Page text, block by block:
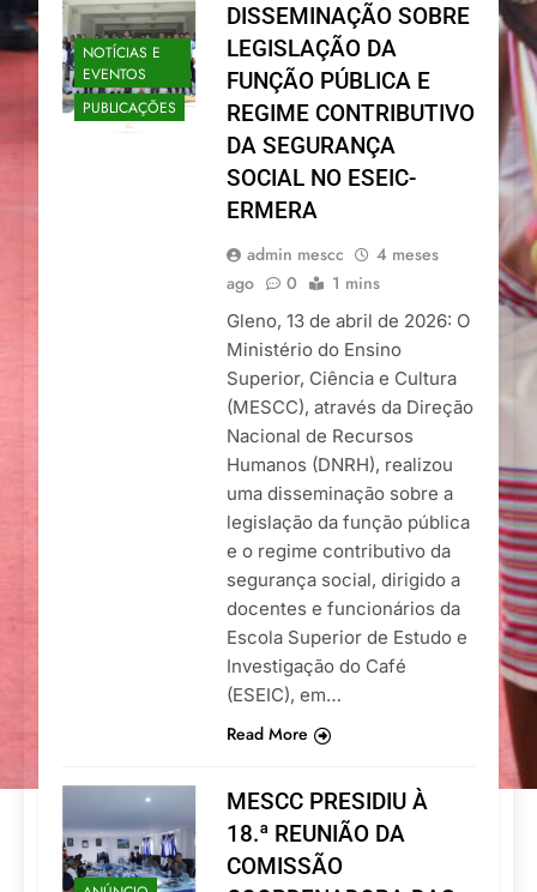
NOTÍCIAS E
EVENTOS
PUBLICAÇÕES
DISSEMINAÇÃO SOBRE
LEGISLAÇÃO DA
FUNÇÃO PÚBLICA E
REGIME CONTRIBUTIVO
DA SEGURANÇA
SOCIAL NO ESEIC-
ERMERA
admin mescc
4 meses
ago
0 1 mins
Gleno, 13 de abril de 2026: O
Ministério do Ensino
Superior, Ciência e Cultura
(MESCC), através da Direção
Nacional de Recursos
Humanos (DNRH), realizou
uma disseminação sobre a
legislação da função pública
e o regime contributivo da
segurança social, dirigido a
docentes e funcionários da
Escola Superior de Estudo e
Investigação do Café
(ESEIC), em…
Read More
MESCC PRESIDIU À
18.ª REUNIÃO DA
COMISSÃO